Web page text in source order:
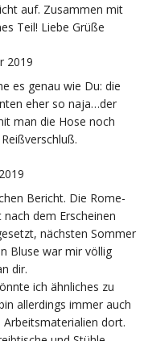
auf. Zusammen mit
Teil! Liebe Grüße
2019
es genau wie Du: die
eher so naja…der
man die Hose noch
Bericht. Die Rome-
dem Erscheinen
nächsten Sommer
Bluse war mir völlig
dir.
ich ähnliches zu
allerdings immer auch
dort.